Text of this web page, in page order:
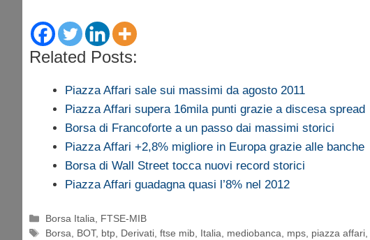
Related Posts:
Piazza Affari sale sui massimi da agosto 2011
Piazza Affari supera 16mila punti grazie a discesa spread
Borsa di Francoforte a un passo dai massimi storici
Piazza Affari +2,8% migliore in Europa grazie alle banche
Borsa di Wall Street tocca nuovi record storici
Piazza Affari guadagna quasi l’8% nel 2012
Categorie
Borsa Italia
FTSE-MIB
Tag
Borsa BOT, btp Derivati ,ftse mib Italia mediobanca mps piazza affari